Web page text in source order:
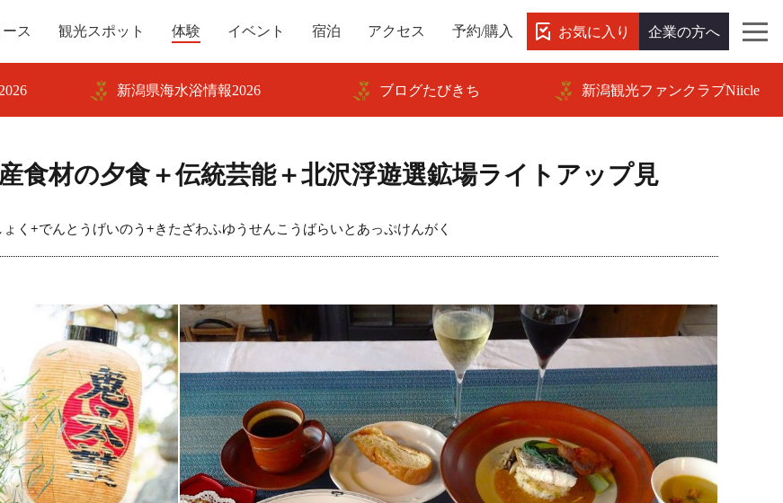
ス 観光スポット 体験 イベント 宿泊 アクセス 予約/購入 お気に入り 企業の方へ
新潟県海水浴情報2026 ブログたびきち 新潟観光ファンクラブNiicle
食材の夕食＋伝統芸能＋北沢浮遊選鉱場ライトアップ見
く+でんとうげいのう+きたざわふゆうせんこうばらいとあっぷけんがく